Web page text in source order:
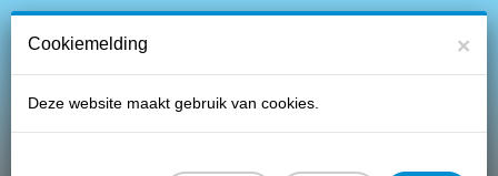
×
Cookiemelding
Deze website maakt gebruik van cookies.